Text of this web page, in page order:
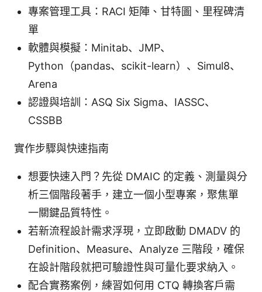
專案管理工具：RACI 矩陣、甘特圖、里程碑清
單
軟體與模擬：Minitab、JMP、
Python（pandas、scikit-learn）、Simul8、
Arena
認證與培訓：ASQ Six Sigma、IASSC、
CSSBB
實作步驟與快速指南
想要快速入門？先從 DMAIC 的定義、測量與分
析三個階段著手，建立一個小型專案，聚焦單
一關鍵品質特性。
若新流程設計需求浮現，立即啟動 DMADV 的
Definition、Measure、Analyze 三階段，確保
在設計階段就把可驗證性與可量化要求納入。
配合實務案例，練習如何用 CTQ 轉換客戶需